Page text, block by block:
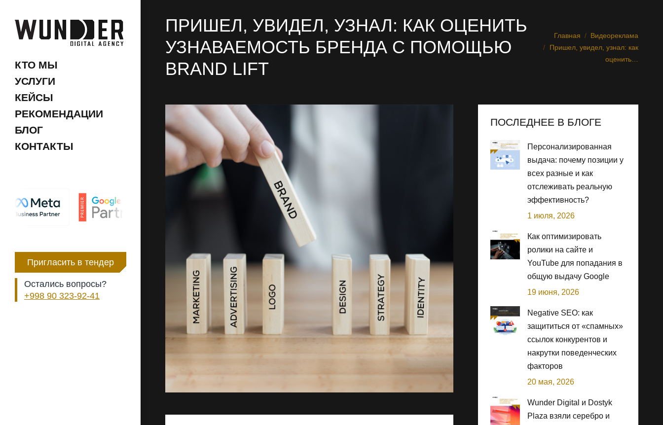
КТО МЫ
УСЛУГИ
КЕЙСЫ
РЕКОМЕНДАЦИИ
БЛОГ
КОНТАКТЫ
Пригласить в тендер
Остались вопросы?
+998 90 323-92-41
ПРИШЕЛ, УВИДЕЛ, УЗНАЛ: КАК ОЦЕНИТЬ
УЗНАВАЕМОСТЬ БРЕНДА С ПОМОЩЬЮ
BRAND LIFT
Вы здесь:
Главная
Видеореклама
Пришел, увидел, узнал: как
оценить…
ПОСЛЕДНЕЕ В БЛОГЕ
Персонализированная
выдача: почему позиции у
всех разные и как
отслеживать реальную
эффективность?
1 июля, 2026
Как оптимизировать
ролики на сайте и
YouTube для попадания в
общую выдачу Google
19 июня, 2026
Negative SEO: как
защититься от «спамных»
ссылок конкурентов и
накрутки поведенческих
факторов
20 мая, 2026
Wunder Digital и Dostyk
Plaza взяли серебро и